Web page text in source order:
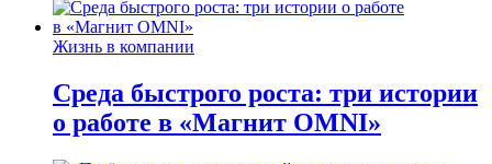
Жизнь в компании
Среда быстрого роста: три истории
о работе в «Магнит OMNI»